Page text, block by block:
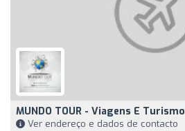
MUNDO TOUR - Viagens E Turismo
Ver endereço e dados de contacto